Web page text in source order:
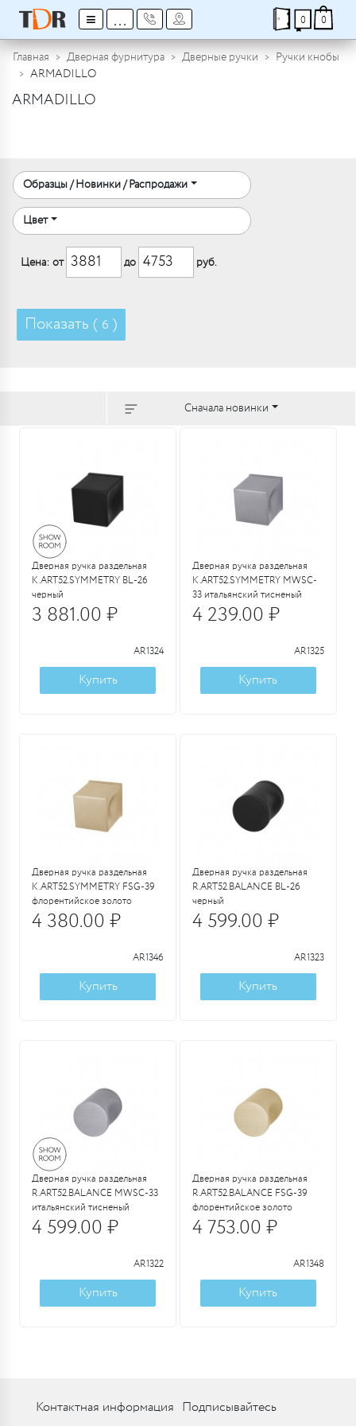
≡ ... 0 0
Главная Дверная фурнитура Дверные ручки
Ручки кнобы
ARMADILLO
ARMADILLO
Образцы / Новинки / Распродажи
Цвет
Цена: от до руб.
Показать ( 6 )
Сначала новинки
Дверная ручка раздельная
K.ART52.SYMMETRY BL-26
черный
3 881.00 ₽
AR1324
Купить
Дверная ручка раздельная
K.ART52.SYMMETRY MWSC-
33 итальянский тисненый
4 239.00 ₽
AR1325
Купить
Дверная ручка раздельная
K.ART52.SYMMETRY FSG-39
флорентийское золото
4 380.00 ₽
AR1346
Купить
Дверная ручка раздельная
R.ART52.BALANCE BL-26
черный
4 599.00 ₽
AR1323
Купить
Дверная ручка раздельная
R.ART52.BALANCE MWSC-33
итальянский тисненый
4 599.00 ₽
AR1322
Купить
Дверная ручка раздельная
R.ART52.BALANCE FSG-39
флорентийское золото
4 753.00 ₽
AR1348
Купить
Контактная информация Подписывайтесь